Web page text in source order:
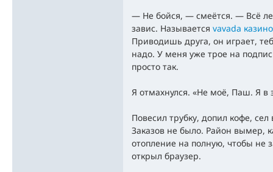
— Не бойся, — смеётся. — Всё
завис. Называется vavada казино
Приводишь друга, он играет,
надо. У меня уже трое на
просто так.
Я отмахнулся. «Не моё, Паш. Я в
Повесил трубку, допил кофе,
Заказов не было. Район вымер,
отопление на полную, чтобы не
открыл браузер.